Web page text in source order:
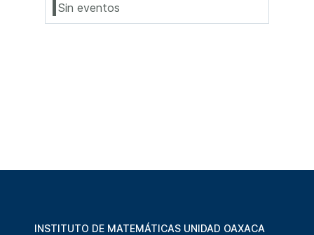
Sin eventos
INSTITUTO DE MATEMÁTICAS UNIDAD OAXACA